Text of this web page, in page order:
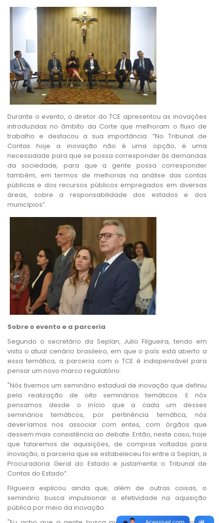
Durante o evento, o diretor do TCE apresentou as inovações
introduzidas no âmbito da Corte que melhoram o fluxo de
trabalho e destacou a sua importância: “No Tribunal de
Contas hoje a inovação não é uma opção, é uma
necessidade para que se possa corresponder às demandas
da sociedade, para que a gente possa corresponder
também, em termos de melhorias na análise das contas
públicas e dos recursos públicos empregados em diversas
áreas, sobre a responsabilidade dos estados e dos
municípios”.
Sobre o evento e a parceria
Segundo o secretário da Seplan, Julio Filgueira, tendo em
vista o atual cenário brasileiro, em que o país está aberto a
essa temática, a parceria com o TCE é indispensável para
pensar um novo marco regulatório.
"Nós tivemos um seminário estadual de inovação que definiu
pela realização de oito seminários temáticos. E nós
pensamos desde o início que a cada um desses
seminários temáticos, por pertinência temática, nós
deveríamos nos associar com entes, com órgãos que
dessem mais consistência ao debate. Então, neste caso, hoje
que falaremos de aquisições, de compras voltadas para
inovação, a parceria que se estabeleceu foi entre a Seplan, a
Procuradoria Geral do Estado e justamente o Tribunal de
Contas do Estado”.
Filgueira explicou ainda que, além de outras coisas, o
seminário busca impulsionar a efetividade na aquisição
pública por meio da inovação.